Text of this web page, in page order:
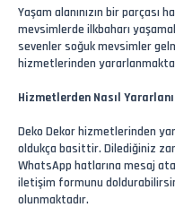
Yaşam alanınızın bir
mevsimlerde ilkbaharı
sevenler soğuk mevsimler
hizmetlerinden
Hizmetlerden Nasıl
Deko Dekor hizmetlerinden
oldukça basittir. Dilediğiniz
WhatsApp hatlarına mesaj
iletişim formunu
olunmaktadır.